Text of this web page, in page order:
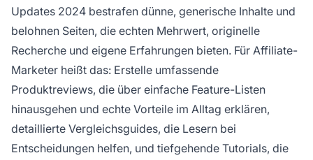
Updates 2024 bestrafen dünne, generische Inhalte und
belohnen Seiten, die echten Mehrwert, originelle
Recherche und eigene Erfahrungen bieten. Für Affiliate-
Marketer heißt das: Erstelle umfassende
Produktreviews, die über einfache Feature-Listen
hinausgehen und echte Vorteile im Alltag erklären,
detaillierte Vergleichsguides, die Lesern bei
Entscheidungen helfen, und tiefgehende Tutorials, die